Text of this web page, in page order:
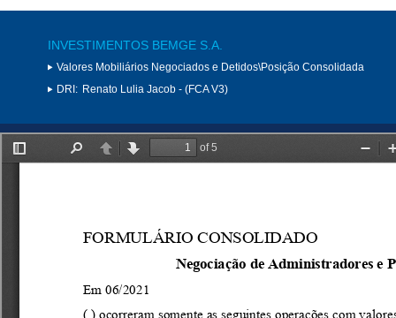
INVESTIMENTOS BEMGE S.A.
Valores Mobiliários Negociados e Detidos\Posição Consolidada
DRI: Renato Lulia Jacob - (FCA V3)